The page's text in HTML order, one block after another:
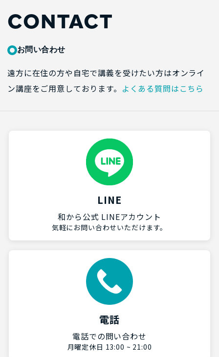
CONTACT
お問い合わせ
遠方に在住の方や自宅で講義を受けたい方はオンライ
ン講座をご用意しております。 よくある質問はこちら
LINE
和から公式 LINEアカウント
気軽にお問い合わせいただけます。
電話
電話での問い合わせ
月曜定休日 13:00 ~ 21:00